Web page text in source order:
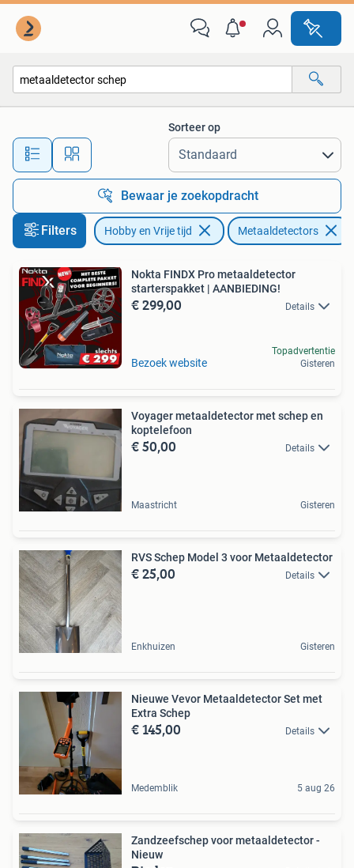
Alle afstanden…
Sorteer op
Bewaar je zoekopdracht
Filters Hobby en Vrije tijd Metaaldetectors
Nokta FINDX Pro metaaldetector
starterspakket | AANBIEDING!
€ 299,00 Details
Bezoek website
Topadvertentie
Gisteren
Voyager metaaldetector met schep en
koptelefoon
€ 50,00 Details
Maastricht Gisteren
RVS Schep Model 3 voor Metaaldetector
€ 25,00 Details
Enkhuizen Gisteren
Nieuwe Vevor Metaaldetector Set met
Extra Schep
€ 145,00 Details
Medemblik 5 aug 26
Zandzeefschep voor metaaldetector -
Nieuw